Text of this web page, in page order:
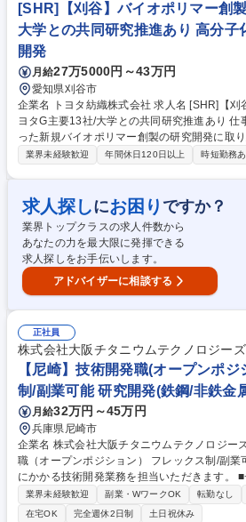
職！
[SHR]【刈谷】バイオポリマー創
大学との共同研究推進あり 高分子
開発
月給27万5000円～43万円
愛知県刈谷市
企業名 トヨタ紡織株式会社 求人名 [SHR]【刈谷】バイオポリマー創製/ト
ヨタG主要13社/大学との共同研究推進あり 仕事の内容 ■植物由来材料を使
った新規バイオポリマー創製の研究開発に取
はポリカーボネートを代替できるような高耐
アップ合成や協業先への材料サンプル提供な
も推進していくことを計画しております。 【
ー創製 ■モノマー合成・高分子合成 ■ポリマー
まとめ ※大学との共同研究推進などが発生し
どの機会もございます。 募集職種 [SHR]【刈谷】バイオポリマー創製/ト
ヨタG主要13社/大学との共同研究推進あり
業界未経験歓迎 年間休日120日以上 時短勤務あ
求人探しにお困り ですか？
業界トップクラスの求人件数から
あなたの力を最大限に発揮できる
求人探しをお手伝いします。
アドバイザーに相談する
正社員
株式会社大阪チタニウムテクノロジーズ
【尼崎】技術開発職(オープンポ
制/副業可能 研究開発(鉄鋼/非鉄金
月給32万円～45万円
兵庫県尼崎市
企業名 株式会社大阪チタニウムテクノロジーズ 求人名 【尼崎】技術開
職（オープンポジション） フレックス制/副業可能 仕事の内容 チタ
にかかる技術開発業務を担当いただきます。 ■チタン製錬の革新的技術開
発 ■製造プロセスの要素技術開発、生産設備
産性向上・品質改善 ■チタン製錬技術を活かし
業界未経験歓迎 副業・WワークOK 転勤なし
在宅OK
完全週休2日制 土日祝休み